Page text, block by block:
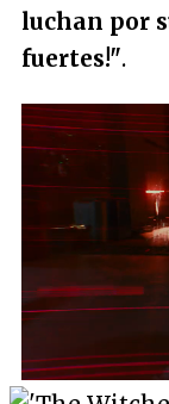
luchan por
fuertes!".
Loaded:
27.28%